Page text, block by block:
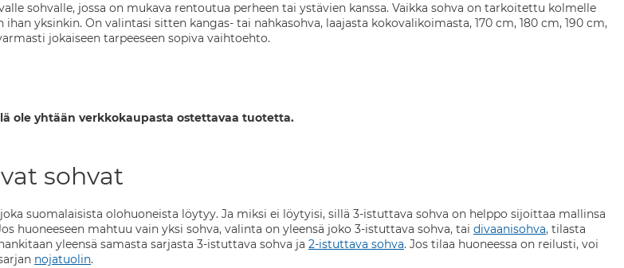
sohvalle, jossa on mukava rentoutua perheen tai ystävien kanssa. Vaikka sohva on tarkoitettu kolmelle
yksinkin. On valintasi sitten kangas- tai nahkasohva, laajasta kokovalikoimasta, 170 cm, 180 cm, 190 cm,
jokaiseen tarpeeseen sopiva vaihtoehto.
ole yhtään verkkokaupasta ostettavaa tuotetta.
sohvat
suomalaisista olohuoneista löytyy. Ja miksi ei löytyisi, sillä 3-istuttava sohva on helppo sijoittaa mallinsa
huoneeseen mahtuu vain yksi sohva, valinta on yleensä joko 3-istuttava sohva, tai divaanisohva, tilasta
yleensä samasta sarjasta 3-istuttava sohva ja 2-istuttava sohva. Jos tilaa huoneessa on reilusti, voi
nojatuolin.